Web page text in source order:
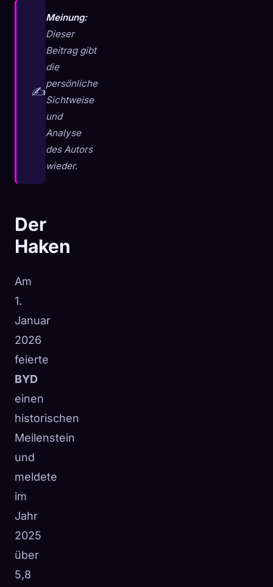
✍️
Meinung:
Dieser
Beitrag gibt
die
persönliche
Sichtweise
und
Analyse
des Autors
wieder.
Der
Haken
Am
1.
Januar
2026
feierte
BYD
einen
historischen
Meilenstein
und
meldete
im
Jahr
2025
über
5,8
0 12